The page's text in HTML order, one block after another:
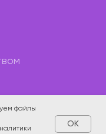
файлы
OK